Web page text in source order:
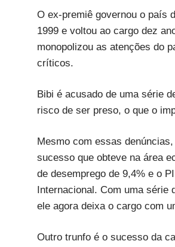
O ex-premiê governou o país
1999 e voltou ao cargo dez
monopolizou as atenções do
críticos.
Bibi é acusado de uma série
risco de ser preso, o que o
Mesmo com essas
sucesso que obteve na área
de desemprego de 9,4% e o
Internacional. Com uma série
ele agora deixa o cargo com
Outro trunfo é o sucesso da